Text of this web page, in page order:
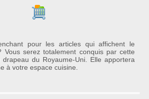
Ajouter au panier
pour les articles qui affichent le
Vous serez totalement conquis par cette
du Royaume-Uni. Elle apportera
à votre espace cuisine.